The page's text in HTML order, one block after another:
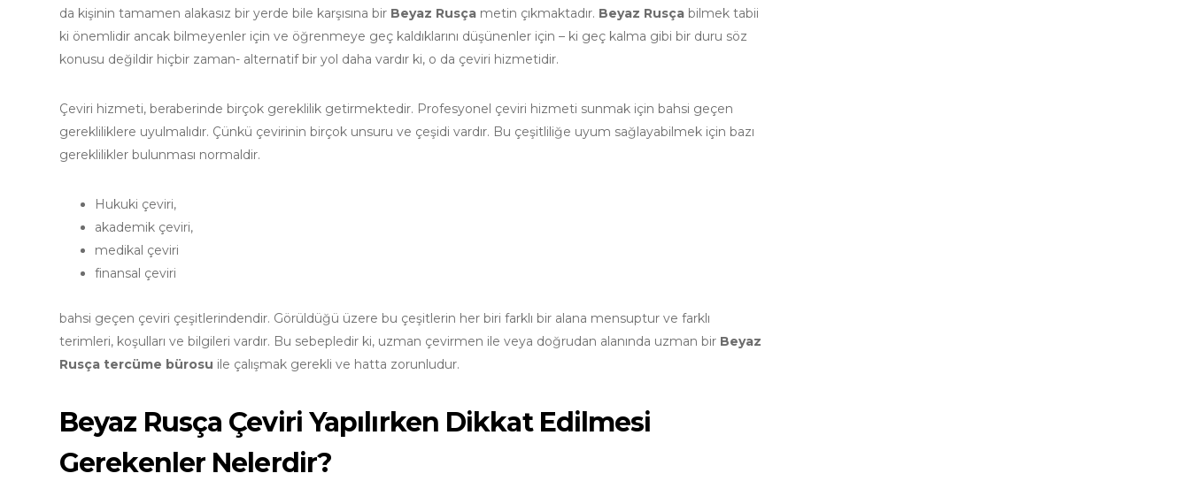
da kişinin tamamen alakasız bir yerde bile karşısına bir Beyaz Rusça metin çıkmaktadır. Beyaz Rusça bilmek tabii
ki önemlidir ancak bilmeyenler için ve öğrenmeye geç kaldıklarını düşünenler için – ki geç kalma gibi bir duru söz
konusu değildir hiçbir zaman- alternatif bir yol daha vardır ki, o da çeviri hizmetidir.
Çeviri hizmeti, beraberinde birçok gereklilik getirmektedir. Profesyonel çeviri hizmeti sunmak için bahsi geçen
gerekliliklere uyulmalıdır. Çünkü çevirinin birçok unsuru ve çeşidi vardır. Bu çeşitliliğe uyum sağlayabilmek için bazı
gereklilikler bulunması normaldir.
Hukuki çeviri,
akademik çeviri,
medikal çeviri
finansal çeviri
bahsi geçen çeviri çeşitlerindendir. Görüldüğü üzere bu çeşitlerin her biri farklı bir alana mensuptur ve farklı
terimleri, koşulları ve bilgileri vardır. Bu sebepledir ki, uzman çevirmen ile veya doğrudan alanında uzman bir Beyaz
Rusça tercüme bürosu ile çalışmak gerekli ve hatta zorunludur.
Beyaz Rusça Çeviri Yapılırken Dikkat Edilmesi
Gerekenler Nelerdir?